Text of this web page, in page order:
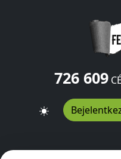
726 609